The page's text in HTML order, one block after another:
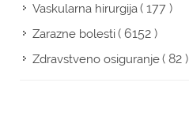
Vaskularna hirurgija( 177 )
Zarazne bolesti( 6152 )
Zdravstveno osiguranje( 82 )